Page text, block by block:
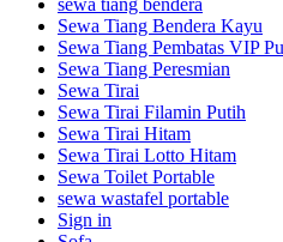
Sewa Tiang Bendera Kayu
Sewa Tiang Pembatas VIP
Sewa Tiang Peresmian
Sewa Tirai
Sewa Tirai Filamin Putih
Sewa Tirai Hitam
Sewa Tirai Lotto Hitam
Sewa Toilet Portable
sewa wastafel portable
Sign in